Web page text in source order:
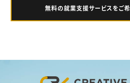
無料の就業支援サービスをご